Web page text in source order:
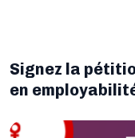
Signez la
en